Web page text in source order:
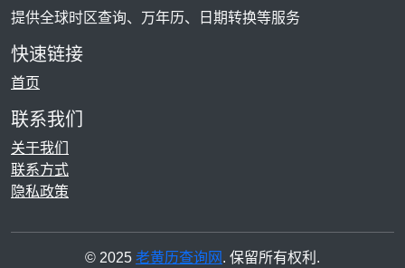
提供全球时区查询、万年历、日期转换等服务
快速链接
首页
联系我们
关于我们
联系方式
隐私政策
© 2025 老黄历查询网 . 保留所有权利.